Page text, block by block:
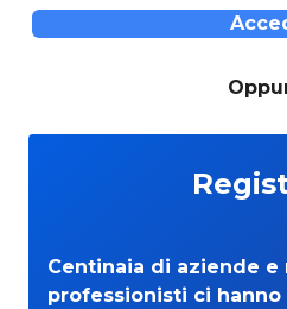
Centinaia di aziende e
professionisti ci hanno